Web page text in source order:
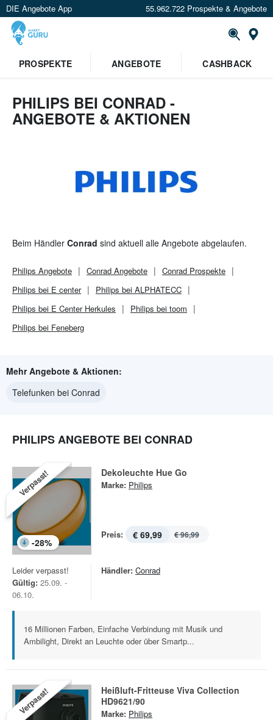
DIE Angebote App 55.962.722 Prospekte & Angebote
Standort festlegen
PROSPEKTE ANGEBOTE CASHBACK
PHILIPS BEI CONRAD -
ANGEBOTE & AKTIONEN
Beim Händler Conrad sind aktuell alle Angebote abgelaufen.
Philips Angebote Conrad Angebote Conrad Prospekte
Philips bei E center
Philips bei ALPHATECC
Philips bei E Center Herkules
Philips bei toom
Philips bei Feneberg
Mehr Angebote & Aktionen:
Telefunken bei Conrad
PHILIPS ANGEBOTE BEI CONRAD
Verpasst!
-28%
Dekoleuchte Hue Go
Marke: Philips
Preis: € 69,99 € 96,99
Leider verpasst!
Gültig: 25.09. -
06.10.
Händler: Conrad
16 Millionen Farben, Einfache Verbindung mit Musik und
Ambilight, Direkt an Leuchte oder über Smartp...
Verpasst!
Heißluft-Fritteuse Viva Collection
HD9621/90
Marke: Philips